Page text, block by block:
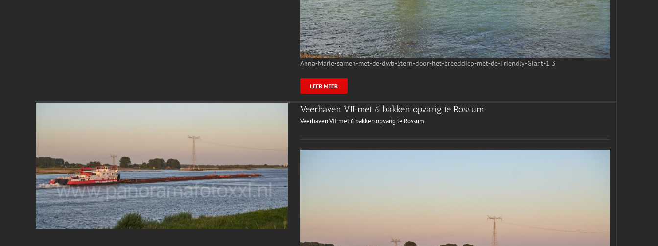
Anna-Marie-samen-met-de-dwb-Stern-door-het-breeddiep-met-de-Friendly-Giant-1 3
LEER MEER
Veerhaven VII met 6 bakken opvarig te Rossum
Veerhaven VII met 6 bakken opvarig te Rossum